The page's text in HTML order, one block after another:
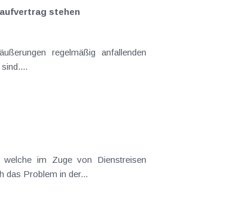
stehen
das Problem in der...